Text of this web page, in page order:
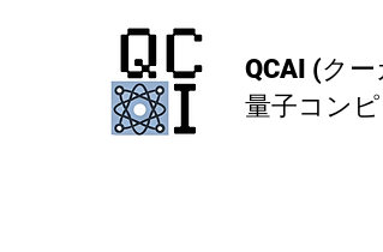
QCAI (ク
量子コン